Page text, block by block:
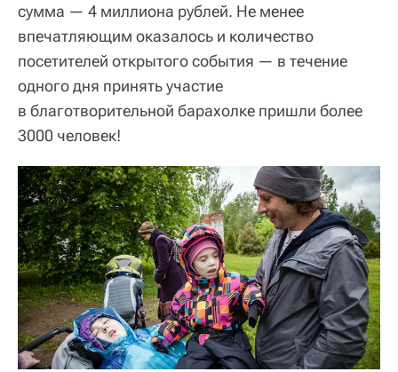
сумма — 4 миллиона рублей. Не менее
впечатляющим оказалось и количество
посетителей открытого события — в течение
одного дня принять участие
в благотворительной барахолке пришли более
3000 человек!